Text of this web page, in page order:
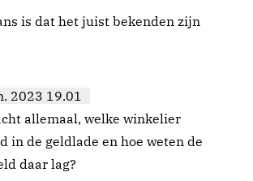
is dat het juist bekenden zijn
2023 19.01
allemaal, welke winkelier
in de geldlade en hoe weten de
daar lag?